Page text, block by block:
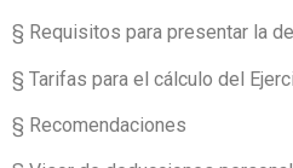
§ Requisitos para presentar la
§ Tarifas para el cálculo del
§ Recomendaciones